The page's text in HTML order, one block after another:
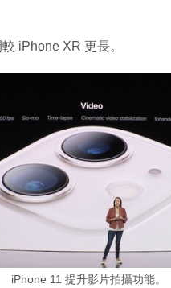
iPhone XR 更長。
iPhone 11 提升影片拍攝功能。